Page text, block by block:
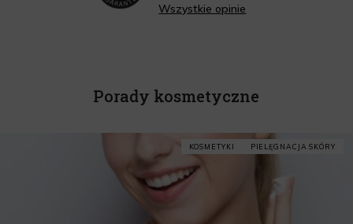
Wszystkie opinie
Porady kosmetyczne
KOSMETYKI PIELĘGNACJA SKÓRY